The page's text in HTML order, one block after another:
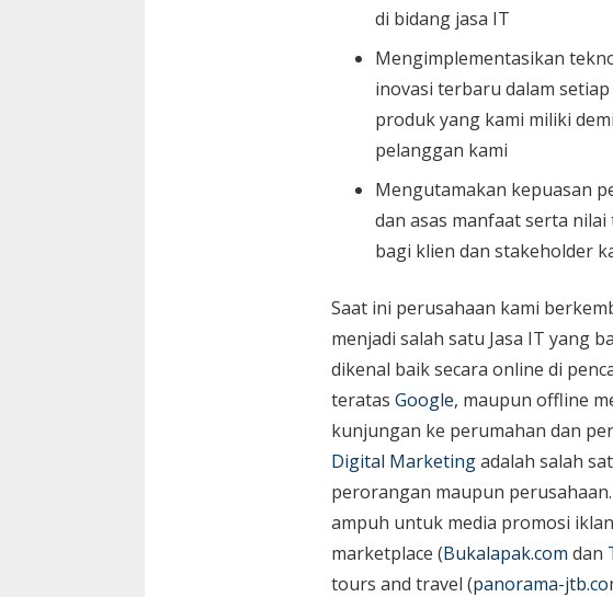
di bidang jasa IT
Mengimplementasikan
inovasi terbaru dalam setiap
produk yang kami miliki
pelanggan kami
Mengutamakan kepuasan
dan asas manfaat serta nilai
bagi klien dan stakeholder
Saat ini perusahaan kami
menjadi salah satu Jasa IT yang
dikenal baik secara online di
teratas Google, maupun offline
kunjungan ke perumahan dan
Digital Marketingadalah salah
perorangan maupun
ampuh untuk media promosi
marketplace (Bukalapak.com dan
tours and travel (panorama-